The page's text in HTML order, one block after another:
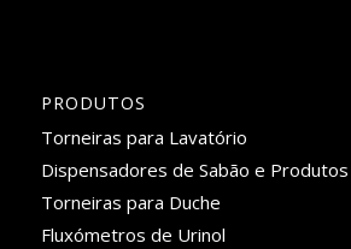
PRODUTOS
Torneiras para Lavatório
Dispensadores de Sabão e Produtos
Torneiras para Duche
Fluxómetros de Urinol